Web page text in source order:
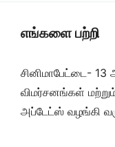
எங்களை பற்றி
சினிமாபேட்டை-
விமர்சனங்கள்
அப்டேட்ஸ் வழங்கி